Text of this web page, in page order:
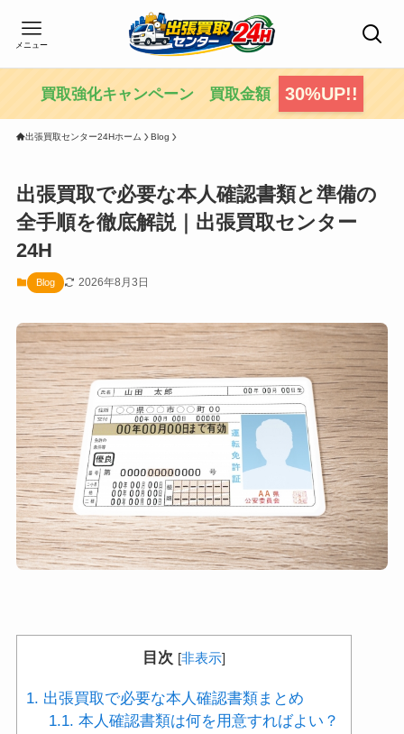
メニュー
買取強化キャンペーン 買取金額 30%UP!!
出張買取センター24Hホーム Blog
出張買取で必要な本人確認書類と準備の
全手順を徹底解説｜出張買取センター
24H
Blog 2026年8月3日
目次 [非表示]
1. 出張買取で必要な本人確認書類まとめ
1.1. 本人確認書類は何を用意すればよい？